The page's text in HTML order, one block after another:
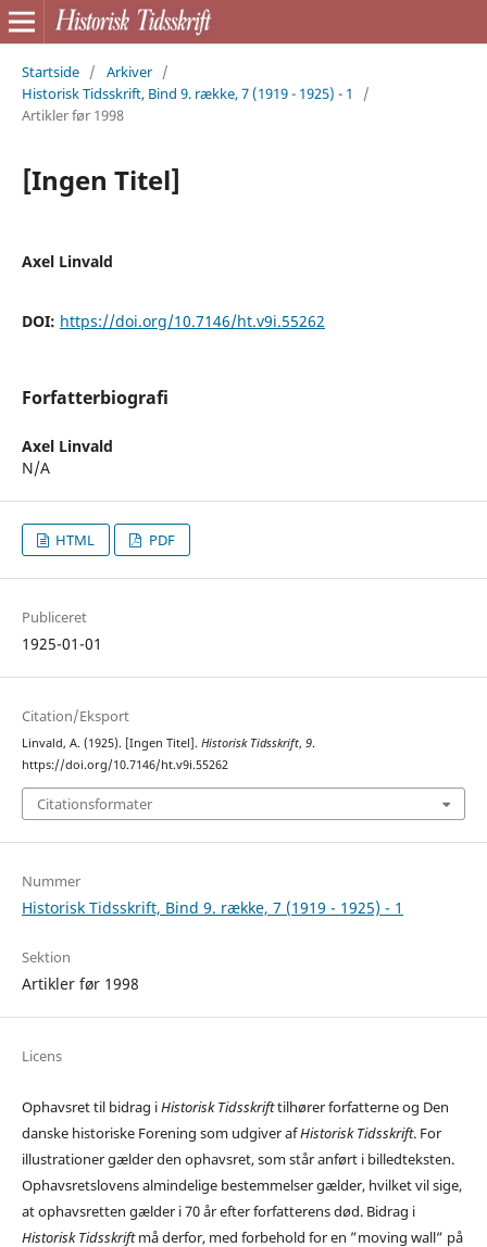
Startside / Arkiver /
Historisk Tidsskrift, Bind 9. række, 7 (1919 - 1925) - 1
/
Artikler før 1998
[Ingen Titel]
Axel Linvald
DOI: https://doi.org/10.7146/ht.v9i.55262
Forfatterbiografi
Axel Linvald
N/A
HTML PDF
Publiceret
1925-01-01
Citation/Eksport
Linvald, A. (1925). [Ingen Titel]. Historisk Tidsskrift, 9.
https://doi.org/10.7146/ht.v9i.55262
Citationsformater
Nummer
Historisk Tidsskrift, Bind 9. række, 7 (1919 - 1925) - 1
Sektion
Artikler før 1998
Licens
Ophavsret til bidrag iHistorisk Tidsskrifttilhører forfatterne og Den
danske historiske Forening som udgiver afHistorisk Tidsskrift. For
illustrationer gælder den ophavsret, som står anført i billedteksten.
Ophavsretslovens almindelige bestemmelser gælder, hvilket vil sige,
at ophavsretten gælder i 70 år efter forfatterens død. Bidrag i
Historisk Tidsskriftmå derfor, med forbehold for en ”moving wall” på